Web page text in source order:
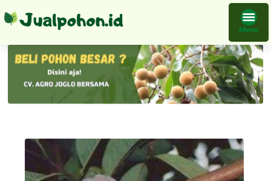
Bibit Buah Srikaya Merah Harga Termurah